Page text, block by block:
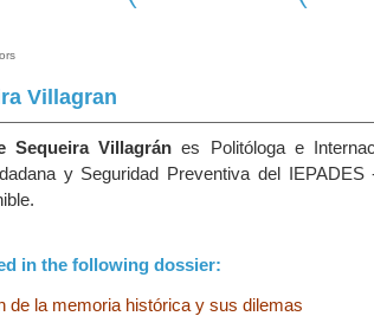
Villagran
Sequeira Villagrán es Politóloga e
y Seguridad Preventiva del
in the following dossier:
de la memoria histórica y sus dilemas